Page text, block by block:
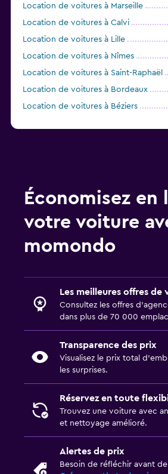
Location de voitures à Marseille
Location de voitures à Calvi
Location de voitures à Lille
Location de voitures à Nîmes
Location de voitures à Saint-Raphaël
Location de voitures à Bordeaux
Location de voitures à Béziers
Économisez en
votre voiture
momondo
Les meilleures offres de
Consultez les offres
dans plus de 70 000
Transparence des prix
Visualisez le prix total
les surprises.
Réservez en toute
Trouvez une voiture avec
et nettoyage amélioré.
Alertes de prix
Besoin de réfléchir avant